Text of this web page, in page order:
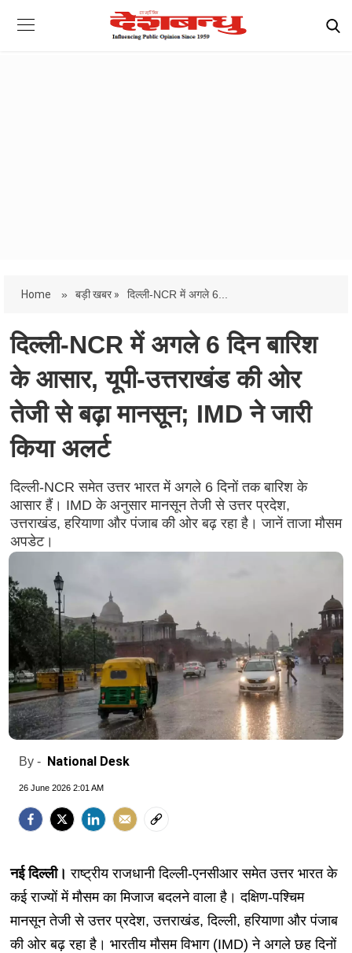
Home » बड़ी खबर » दिल्ली-NCR में अगले 6...
दिल्ली-NCR में अगले 6 दिन बारिश
के आसार, यूपी-उत्तराखंड की ओर
तेजी से बढ़ा मानसून; IMD ने जारी
किया अलर्ट
दिल्ली-NCR समेत उत्तर भारत में अगले 6 दिनों तक बारिश के
आसार हैं। IMD के अनुसार मानसून तेजी से उत्तर प्रदेश,
उत्तराखंड, हरियाणा और पंजाब की ओर बढ़ रहा है। जानें ताजा मौसम
अपडेट।
By - National Desk
26 June 2026 2:01 AM
नई दिल्ली। राष्ट्रीय राजधानी दिल्ली-एनसीआर समेत उत्तर भारत के
कई राज्यों में मौसम का मिजाज बदलने वाला है। दक्षिण-पश्चिम
मानसून तेजी से उत्तर प्रदेश, उत्तराखंड, दिल्ली, हरियाणा और पंजाब
की ओर बढ़ रहा है। भारतीय मौसम विभाग (IMD) ने अगले छह दिनों